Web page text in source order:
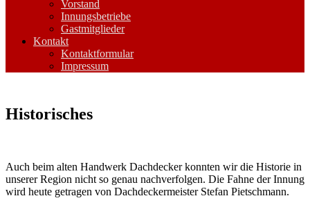
Vorstand
Innungsbetriebe
Gastmitglieder
Kontakt
Kontaktformular
Impressum
Historisches
Auch beim alten Handwerk Dachdecker konnten wir die Historie in
unserer Region nicht so genau nachverfolgen. Die Fahne der Innung
wird heute getragen von Dachdeckermeister Stefan Pietschmann.